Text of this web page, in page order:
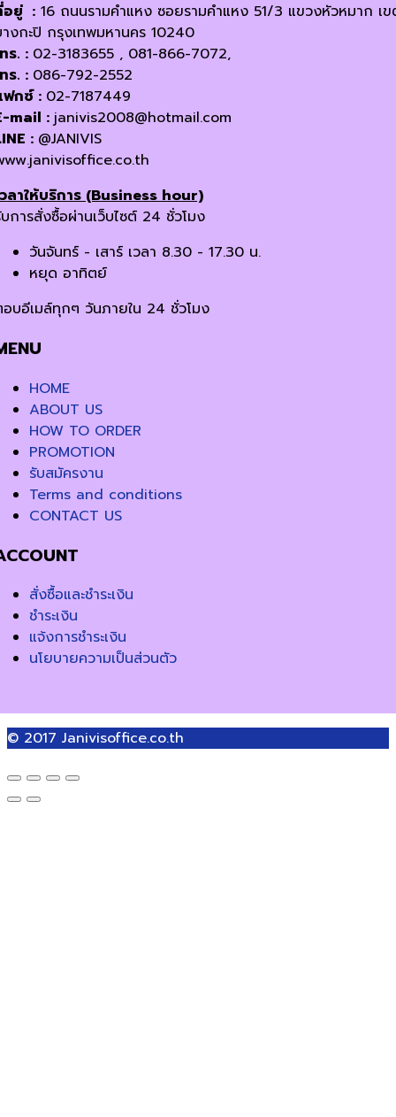
อยู่ : 16 ถนนรามคำแหง ซอยรามคำแหง 51/3 แขวงหัวหมาก เ
งกะปิ กรุงเทพมหานคร 10240
ร. : 02-3183655 , 081-866-7072,
ร. : 086-792-2552
กซ์ : 02-7187449
mail : janivis2008@hotmail.com
: @JANIVIS
ลาให้บริการ (Business hour)
การสั่งซื้อผ่านเว็บไซต์ 24 ชั่วโมง
วันจันทร์ - เสาร์ เวลา 8.30 - 17.30 น.
หยุด อาทิตย์
บอีเมล์ทุกๆ วันภายใน 24 ชั่วโมง
HOME
ABOUT US
HOW TO ORDER
PROMOTION
รับสมัครงาน
Terms and conditions
CONTACT US
สั่งซื้อและชำระเงิน
ชำระเงิน
แจ้งการชำระเงิน
นโยบายความเป็นส่วนตัว
© 2017 Janivisoffice.co.th